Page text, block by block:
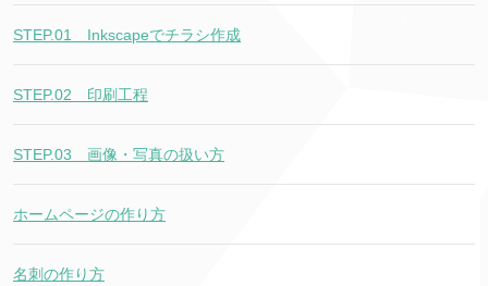
STEP.01＿Inkscapeでチラシ作成
STEP.02＿印刷工程
STEP.03＿画像・写真の扱い方
ホームページの作り方
名刺の作り方